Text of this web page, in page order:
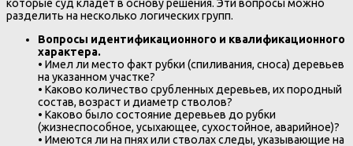
которые суд кладет в основу решения. Эти вопросы можно
разделить на несколько логических групп.
Вопросы идентификационного и квалификационного
характера.
• Имел ли место факт рубки (спиливания, сноса) деревьев
на указанном участке?
• Каково количество срубленных деревьев, их породный
состав, возраст и диаметр стволов?
• Каково было состояние деревьев до рубки
(жизнеспособное, усыхающее, сухостойное, аварийное)?
• Имеются ли на пнях или стволах следы, указывающие на